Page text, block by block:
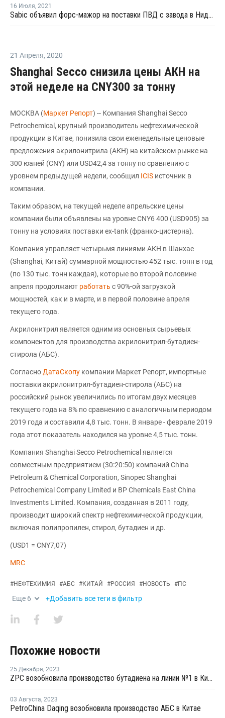
16 Июля, 2021
Sabic объявил форс-мажор на поставки ПВД с завода в Нидерландах
21 Апреля, 2020
Shanghai Secco снизила цены АКН на
этой неделе на CNY300 за тонну
МОСКВА (Маркет Репорт) -- Компания Shanghai Secco
Petrochemical, крупный производитель нефтехимической
продукции в Китае, понизила свои еженедельные ценовые
предложения акрилонитрила (АКН) на китайском рынке на
300 юаней (CNY) или USD42,4 за тонну по сравнению с
уровнем предыдущей недели, сообщил ICIS источник в
компании.
Таким образом, на текущей неделе апрельские цены
компании были объявлены на уровне CNY6 400 (USD905) за
тонну на условиях поставки ex-tank (франко-цистерна).
Компания управляет четырьмя линиями АКН в Шанхае
(Shanghai, Китай) суммарной мощностью 452 тыс. тонн в год
(по 130 тыс. тонн каждая), которые во второй половине
апреля продолжают работать с 90%-ой загрузкой
мощностей, как и в марте, и в первой половине апреля
текущего года.
Акрилонитрил является одним из основных сырьевых
компонентов для производства акрилонитрил-бутадиен-
стирола (АБС).
Согласно ДатаСкопу компании Маркет Репорт, импортные
поставки акрилонитрил-бутадиен-стирола (АБС) на
российский рынок увеличились по итогам двух месяцев
текущего года на 8% по сравнению с аналогичным периодом
2019 года и составили 4,8 тыс. тонн. В январе - феврале 2019
года этот показатель находился на уровне 4,5 тыс. тонн.
Компания Shanghai Secco Petrochemical является
совместным предприятием (30:20:50) компаний China
Petroleum & Chemical Corporation, Sinopec Shanghai
Petrochemical Company Limited и BP Chemicals East China
Investments Limited. Компания, созданная в 2011 году,
производит широкий спектр нефтехимической продукции,
включая полипропилен, стирол, бутадиен и др.
(USD1 = CNY7,07)
MRC
#НЕФТЕХИМИЯ #АБС #КИТАЙ #РОССИЯ #НОВОСТЬ #ПС
Еще 6 +Добавить все теги в фильтр
Похожие новости
25 Декабря, 2023
ZPC возобновила производство бутадиена на линии №1 в Китае
03 Августа, 2023
PetroChina Daqing возобновила производство АБС в Китае